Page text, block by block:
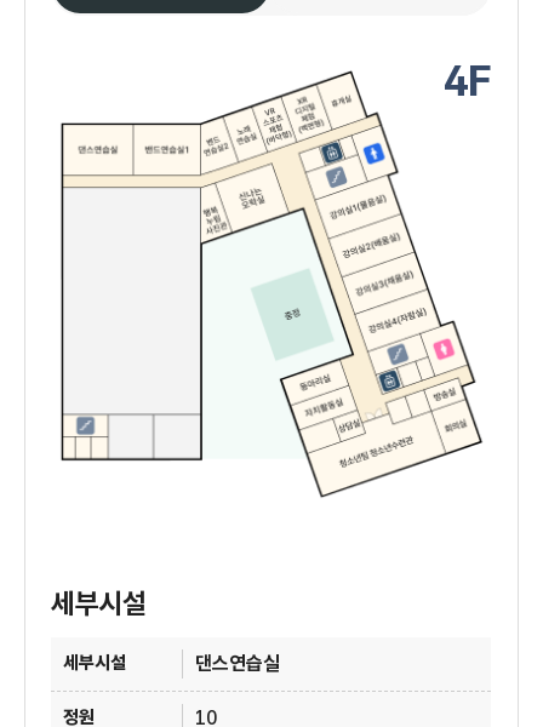
4F
세부시설
댄스연습실
10